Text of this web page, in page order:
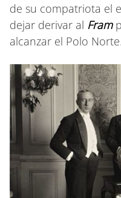
de su compatriota el
dejar derivar al Fram
alcanzar el Polo Norte.